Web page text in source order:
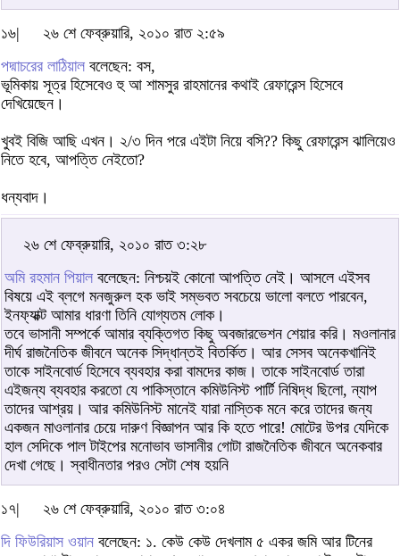
১৬|
২৬ শে ফেব্রুয়ারি, ২০১০ রাত ২:৫৯
পদ্মাচরের লাঠিয়াল বলেছেন: বস,
ভূমিকায় সূত্র হিসেবেও হু আ শামসুর রাহমানের কথাই রেফারেন্স হিসেবে
দেখিয়েছেন।
খুবই বিজি আছি এখন। ২/৩ দিন পরে এইটা নিয়ে বসি?? কিছু রেফারেন্স ঝালিয়েও
নিতে হবে, আপত্তি নেইতো?
ধন্যবাদ।
২৬ শে ফেব্রুয়ারি, ২০১০ রাত ৩:২৮
অমি রহমান পিয়াল বলেছেন: নিশ্চয়ই কোনো আপত্তি নেই। আসলে এইসব
বিষয়ে এই ব্লগে মনজুরুল হক ভাই সম্ভবত সবচেয়ে ভালো বলতে পারবেন,
ইনফ্যাক্ট আমার ধারণা তিনি যোগ্যতম লোক।
তবে ভাসানী সম্পর্কে আমার ব্যক্তিগত কিছু অবজারভেশন শেয়ার করি। মওলানার
দীর্ঘ রাজনৈতিক জীবনে অনেক সিদ্ধান্তই বিতর্কিত। আর সেসব অনেকখানিই
তাকে সাইনবোর্ড হিসেবে ব্যবহার করা বামদের কাজ। তাকে সাইনবোর্ড তারা
এইজন্য ব্যবহার করতো যে পাকিস্তানে কমিউনিস্ট পার্টি নিষিদ্ধ ছিলো, ন্যাপ
তাদের আশ্রয়। আর কমিউনিস্ট মানেই যারা নাস্তিক মনে করে তাদের জন্য
একজন মাওলানার চেয়ে দারুণ বিজ্ঞাপন আর কি হতে পারে! মোটের উপর যেদিকে
হাল সেদিকে পাল টাইপের মনোভাব ভাসানীর গোটা রাজনৈতিক জীবনে অনেকবার
দেখা গেছে। স্বাধীনতার পরও সেটা শেষ হয়নি
১৭|
২৬ শে ফেব্রুয়ারি, ২০১০ রাত ৩:০৪
দি ফিউরিয়াস ওয়ান বলেছেন: ১. কেউ কেউ দেখলাম ৫ একর জমি আর টিনের